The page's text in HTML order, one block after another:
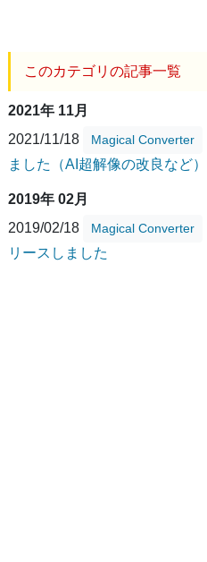
このカテゴリの記事一覧
2021年 11月
2021/11/18
Magical Converter
ました（AI超解像の改良など）
2019年 02月
2019/02/18
Magical Converter
リースしました